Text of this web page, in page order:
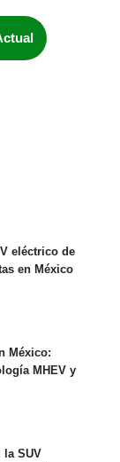
eléctrico de
en México
México:
MHEV y
la SUV